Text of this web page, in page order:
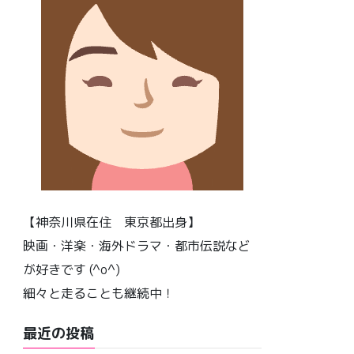
【神奈川県在住 東京都出身】
映画・洋楽・海外ドラマ・都市伝説など
が好きです (^o^)
細々と走ることも継続中！
最近の投稿